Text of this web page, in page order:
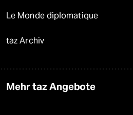
Le Monde diplomatique
taz Archiv
Mehr taz Angebote